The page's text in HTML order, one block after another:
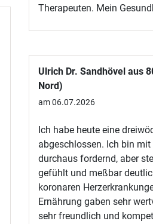
Therapeuten. Mein
Ulrich Dr. Sandhövel aus
Nord)
am 06.07.2026
Ich habe heute eine
abgeschlossen. Ich bin
durchaus fordernd, aber
gefühlt und meßbar
koronaren
Ernährung gaben sehr
sehr freundlich und